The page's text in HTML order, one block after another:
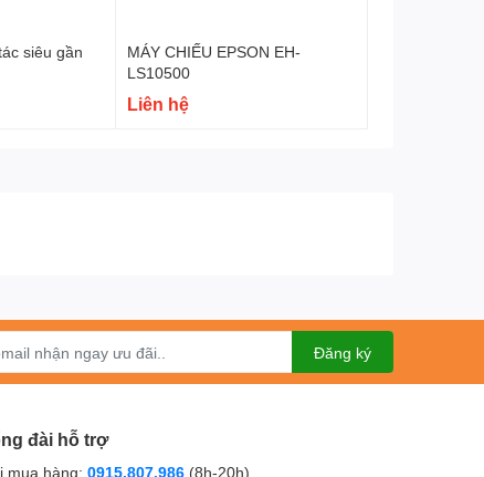
siêu gần
MÁY CHIẾU EPSON EH-
LS10500
Liên hệ
Đăng ký
đài hỗ trợ
mua hàng: 0915.807.986 (8h-20h)